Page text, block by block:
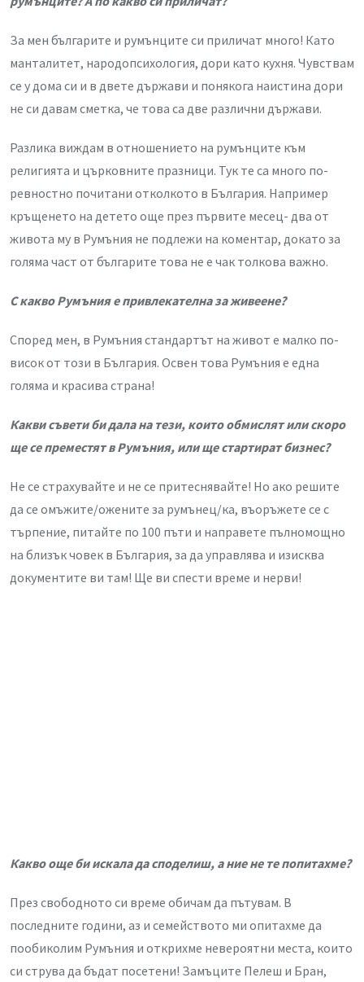
За мен българите и румънците си приличат много! Като
манталитет, народопсихология, дори като кухня. Чувствам
се у дома си и в двете държави и понякога наистина дори
не си давам сметка, че това са две различни държави.
Разлика виждам в отношението на румънците към
религията и църковните празници. Тук те са много по-
ревностно почитани отколкото в България. Например
кръщенето на детето още през първите месец- два от
живота му в Румъния не подлежи на коментар, докато за
голяма част от българите това не е чак толкова важно.
С какво Румъния е привлекателна за живеене?
Според мен, в Румъния стандартът на живот е малко по-
висок от този в България. Освен това Румъния е една
голяма и красива страна!
Какви съвети би далa на тези, които обмислят или скоро
ще сепреместят в Румъния, или ще стартират бизнес?
Не се страхувайте и не се притеснявайте! Но ако решите
да се омъжите/ожените за румънец/ка, въоръжете се с
търпение, питайте по 100 пъти и направете пълномощно
на близък човек в България, за да управлява и изисква
документите ви там! Ще ви спести време и нерви!
Какво още би искала да споделиш, а ние не те попитахме?
През свободното си време обичам да пътувам. В
последните години, аз и семейството ми опитахме да
пообиколим Румъния и открихме невероятни места, които
си струва да бъдат посетени! Замъците Пелеш и Бран,